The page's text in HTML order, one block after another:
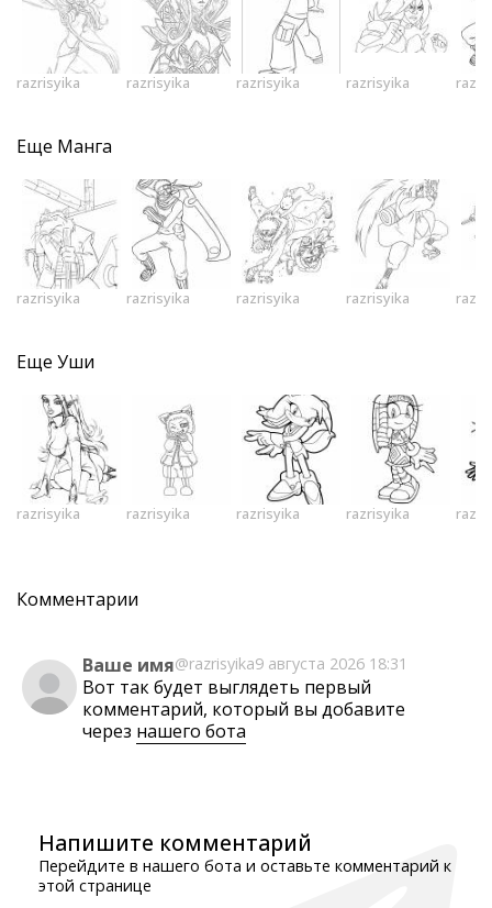
razrisyika razrisyika razrisyika razrisyika
Еще Манга
razrisyika razrisyika razrisyika razrisyika
Еще Уши
razrisyika razrisyika razrisyika razrisyika
Комментарии
Ваше имя@razrisyika9 августа 2026 18:31
Вот так будет выглядеть первый
комментарий, который вы добавите
через нашего бота
Напишите комментарий
Перейдите в нашего бота и оставьте комментарий к
этой странице